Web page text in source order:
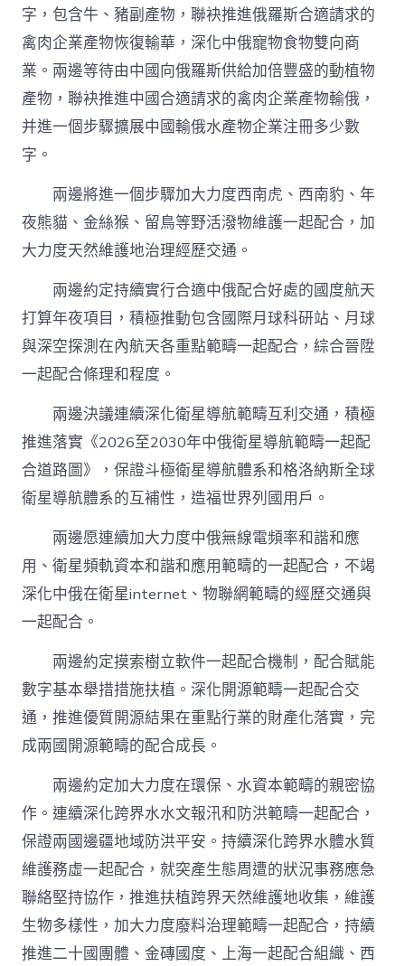
字，包含牛、豬副產物，聯袂推進俄羅斯合適請求的
禽肉企業產物恢復輸華，深化中俄寵物食物雙向商
業。兩邊等待由中國向俄羅斯供給加倍豐盛的動植物
產物，聯袂推進中國合適請求的禽肉企業產物輸俄，
并進一個步驟擴展中國輸俄水產物企業注冊多少數
字。
兩邊將進一個步驟加大力度西南虎、西南豹、年
夜熊貓、金絲猴、留鳥等野活潑物維護一起配合，加
大力度天然維護地治理經歷交通。
兩邊約定持續實行合適中俄配合好處的國度航天
打算年夜項目，積極推動包含國際月球科研站、月球
與深空探測在內航天各重點範疇一起配合，綜合晉陞
一起配合條理和程度。
兩邊決議連續深化衛星導航範疇互利交通，積極
推進落實《2026至2030年中俄衛星導航範疇一起配
合道路圖》，保證斗極衛星導航體系和格洛納斯全球
衛星導航體系的互補性，造福世界列國用戶。
兩邊愿連續加大力度中俄無線電頻率和諧和應
用、衛星頻軌資本和諧和應用範疇的一起配合，不竭
深化中俄在衛星internet、物聯網範疇的經歷交通與
一起配合。
兩邊約定摸索樹立軟件一起配合機制，配合賦能
數字基本舉措措施扶植。深化開源範疇一起配合交
通，推進優質開源結果在重點行業的財產化落實，完
成兩國開源範疇的配合成長。
兩邊約定加大力度在環保、水資本範疇的親密協
作。連續深化跨界水水文報汛和防洪範疇一起配合，
保證兩國邊疆地域防洪平安。持續深化跨界水體水質
維護務虛一起配合，就突產生態周遭的狀況事務應急
聯絡堅持協作，推進扶植跨界天然維護地收集，維護
生物多樣性，加大力度廢料治理範疇一起配合，持續
推進二十國團體、金磚國度、上海一起配合組織、西